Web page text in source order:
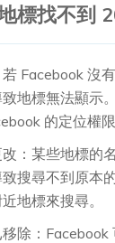
標找不到
Facebook 沒
地標無法顯示
的定位權限
：某些地標的
搜尋不到原本
地標來搜尋。
除：Facebook